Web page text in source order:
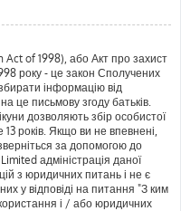
of 1998), або Акт про захист
року - це закон Сполучених
інформацію від
це письмову згоду батьків.
дозволяють збір особистої
13 років. Якщо ви не впевнені,
за допомогою до
адміністрація даної
з юридичних питань і не є
у відповіді на питання "З ким
і / або юридичних